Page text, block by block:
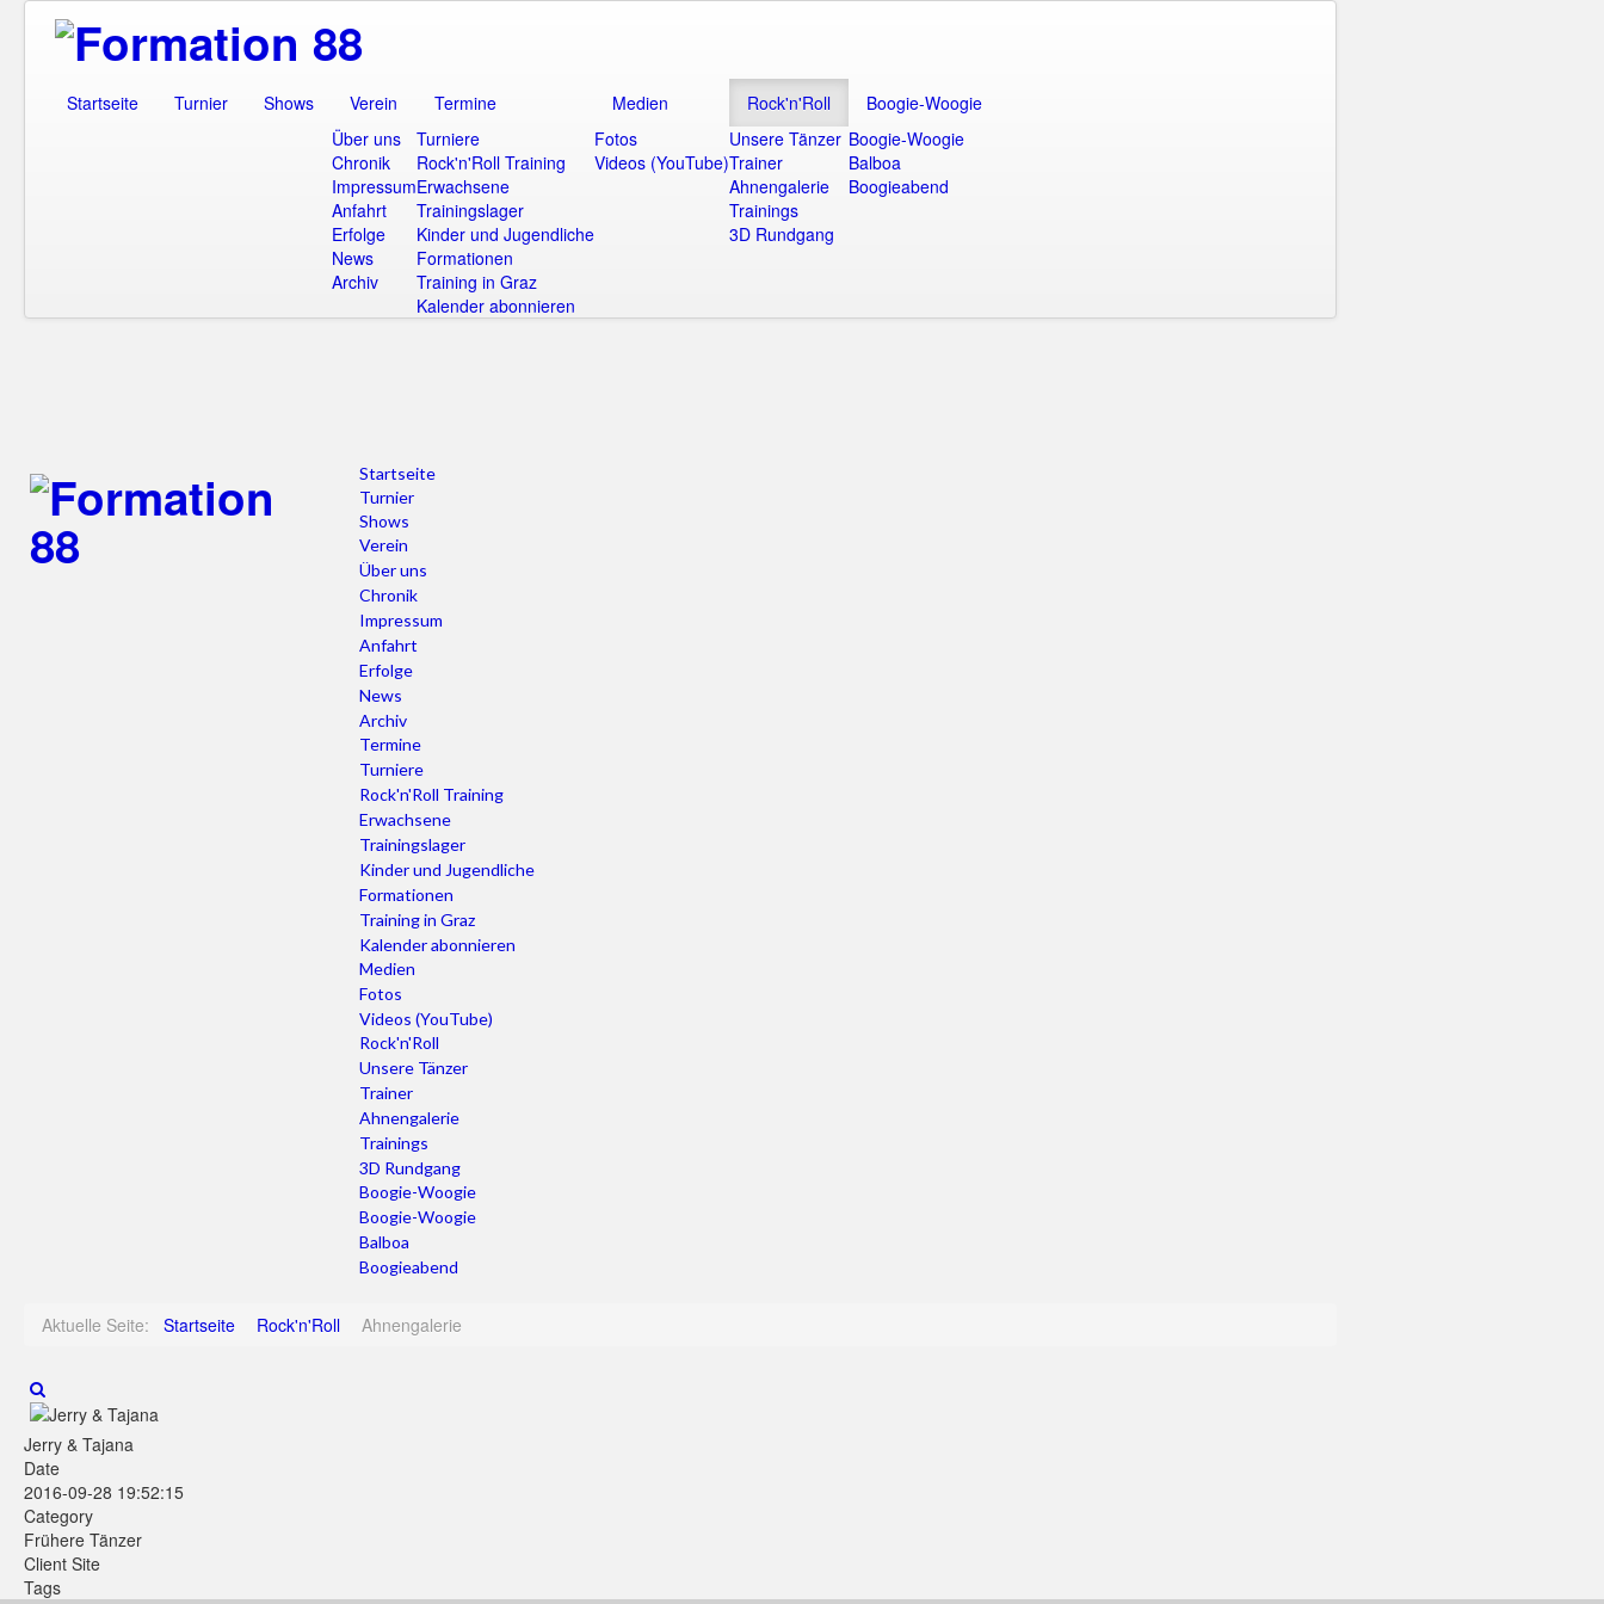
Startseite Turnier Shows
Verein
Über uns
Chronik
Impressum
Anfahrt
Erfolge
News
Archiv
Termine
Turniere
Rock'n'Roll Training
Erwachsene
Trainingslager
Kinder und Jugendliche
Formationen
Training in Graz
Kalender abonnieren
Medien
Fotos
Videos (YouTube)
Rock'n'Roll
Unsere Tänzer
Trainer
Ahnengalerie
Trainings
3D Rundgang
Boogie-Woogie
Boogie-Woogie
Balboa
Boogieabend
Startseite
Turnier
Shows
Verein
Über uns
Chronik
Impressum
Anfahrt
Erfolge
News
Archiv
Termine
Turniere
Rock'n'Roll Training
Erwachsene
Trainingslager
Kinder und Jugendliche
Formationen
Training in Graz
Kalender abonnieren
Medien
Fotos
Videos (YouTube)
Rock'n'Roll
Unsere Tänzer
Trainer
Ahnengalerie
Trainings
3D Rundgang
Boogie-Woogie
Boogie-Woogie
Balboa
Boogieabend
Aktuelle Seite: Startseite Rock'n'Roll Ahnengalerie
Jerry & Tajana
Date
2016-09-28 19:52:15
Category
Frühere Tänzer
Client Site
Tags